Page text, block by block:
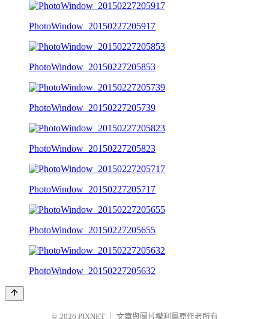
PhotoWindow_20150227205917
PhotoWindow_20150227205853
PhotoWindow_20150227205739
PhotoWindow_20150227205823
PhotoWindow_20150227205717
PhotoWindow_20150227205655
PhotoWindow_20150227205632
© 2026 PIXNET 文章與圖片權利屬原作者所有